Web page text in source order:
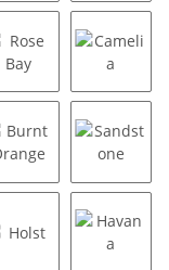
Nude
Rose Bay Camelia
Burnt Orange